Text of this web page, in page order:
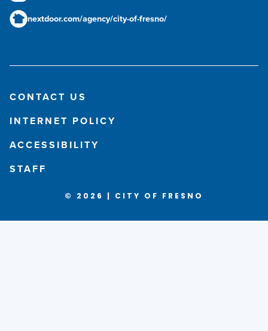
nextdoor.com/agency/city-of-fresno/
CONTACT US
INTERNET POLICY
ACCESSIBILITY
STAFF
© 2026 | CITY OF FRESNO